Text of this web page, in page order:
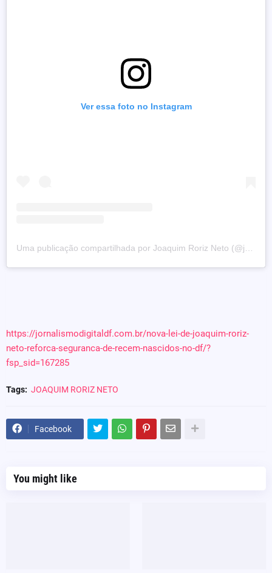
Ver essa foto no Instagram
https://jornalismodigitaldf.com.br/nova-lei-de-joaquim-roriz-
neto-reforca-seguranca-de-recem-nascidos-no-df/?
fsp_sid=167285
Tags: JOAQUIM RORIZ NETO
Facebook
You might like